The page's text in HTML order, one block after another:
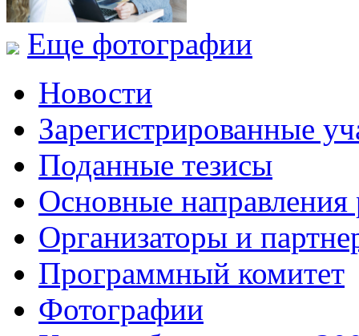
Еще фотографии
Новости
Зарегистрированные
Поданные тезисы
Основные направления
Организаторы и
Программный комитет
Фотографии